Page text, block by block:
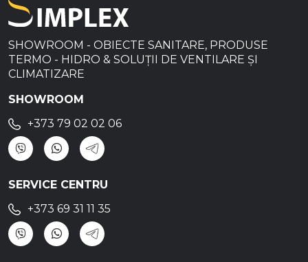
SHOWROOM - OBIECTE SANITARE, PRODUSE
TERMO - HIDRO & SOLUȚII DE VENTILARE ȘI
CLIMATIZARE
SHOWROOM
+373 79 02 02 06
SERVICE CENTRU
+373 69 31 11 35